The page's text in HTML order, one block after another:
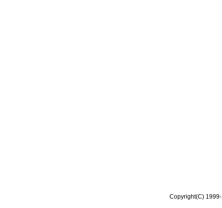
Copyright(C)